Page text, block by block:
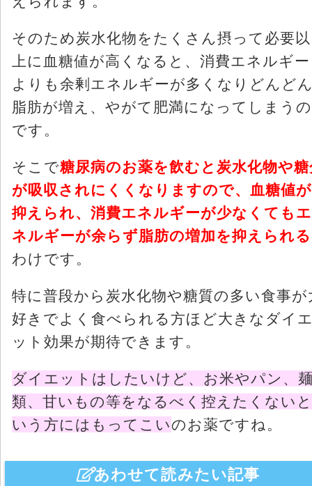
そのため炭水化物をたくさん摂って必要以
上に血糖値が高くなると、消費エネルギー
よりも余剰エネルギーが多くなりどんど
脂肪が増え、やがて肥満になってしまうの
です。
そこで糖尿病のお薬を飲むと炭水化物や糖
が吸収されにくくなりますので、血糖値が
抑えられ、消費エネルギーが少なくてもエ
ネルギーが余らず脂肪の増加を抑えられる
わけです。
特に普段から炭水化物や糖質の多い食事が
好きでよく食べられる方ほど大きなダイ
ット効果が期待できます。
ダイエットはしたいけど、お米やパン、
類、甘いもの等をなるべく控えたくないと
いう方にはもってこいのお薬ですね。
あわせて読みたい記事